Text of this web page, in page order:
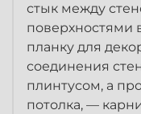
стык между
поверхностями
планку для
соединения
плинтусом, а
потолка, —